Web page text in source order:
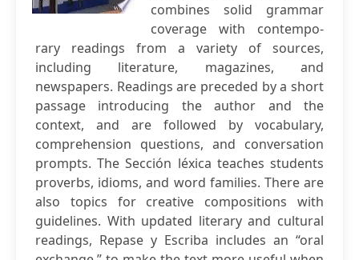
combines solid grammar
coverage with contempo­
rary readings from a variety of sources,
including literature, maga­zines, and
newspapers. Readings are preceded by a short
passage introducing the author and the
context, and are followed by vocabulary,
comprehension questions, and conversation
prompts. The Sección léxica teaches students
proverbs, idioms, and word families. There are
also topics for creative compositions with
guidelines. With updat­ed literary and cultural
readings, Repase y Escriba includes an “oral